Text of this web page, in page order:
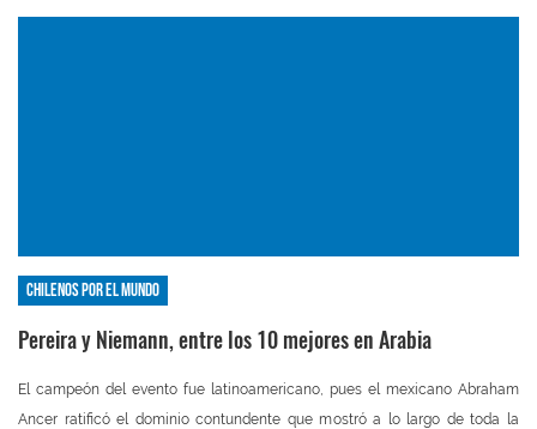
Chilenos por el mundo
Pereira y Niemann, entre los 10 mejores en Arabia
El campeón del evento fue latinoamericano, pues el mexicano Abraham
Ancer ratificó el dominio contundente que mostró a lo largo de toda la